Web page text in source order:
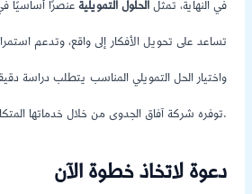
في النهاية، تمثل الحلول التمويليةعنصرًا أساسيًا
تساعد على تحويل الأفكار إلى واقع، وتدعم
واختيار الحل التمويلي المناسب يتطلب دراسة
توفره شركة آفاق الجدوى من خلال خدماتها المتكاملة.
دعوة لاتخاذ خطوة الآن